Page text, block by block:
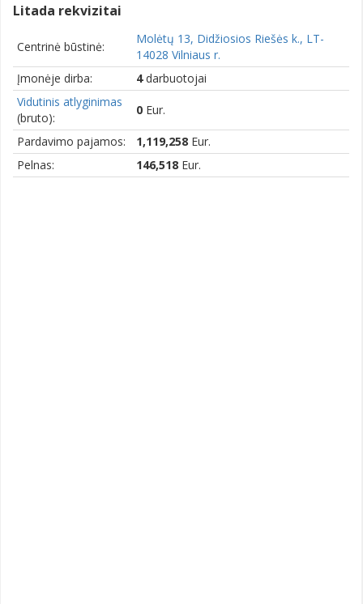
Litada rekvizitai
Centrinė būstinė:
Molėtų 13, Didžiosios Riešės k., LT-
14028 Vilniaus r.
Įmonėje dirba:
4darbuotojai
Vidutinis atlyginimas
(bruto):
0 Eur.
Pardavimo pajamos: 1,119,258 Eur.
Pelnas:
146,518 Eur.